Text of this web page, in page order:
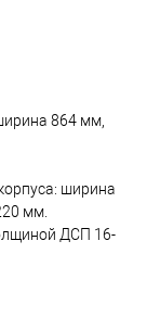
864 мм,
ширина
мм.
ДСП 16-